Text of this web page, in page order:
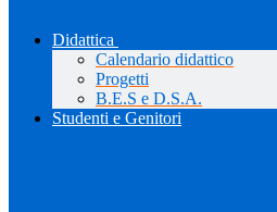
Didattica
Calendario didattico
Progetti
B.E.S e D.S.A.
Studenti e Genitori